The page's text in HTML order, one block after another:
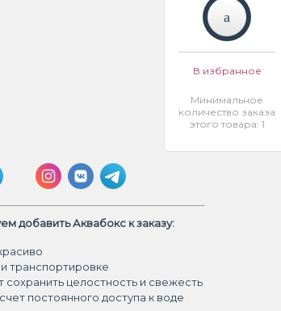
В избранное
Минимальное
количество заказа
этого товара: 1
добавить Аквабокс к заказу:
транспортировке
сохранить целостность и свежесть
постоянного доступа к воде